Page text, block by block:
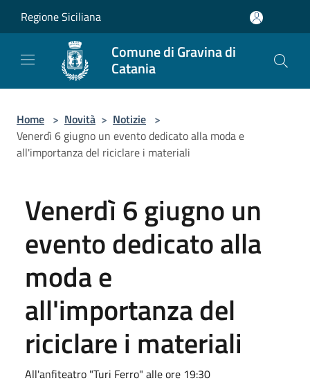
Regione Siciliana
Comune di Gravina di
Catania
Home > Novità > Notizie >
Venerdì 6 giugno un evento dedicato alla moda e
all'importanza del riciclare i materiali
Venerdì 6 giugno un
evento dedicato alla
moda e
all'importanza del
riciclare i materiali
All'anfiteatro "Turi Ferro" alle ore 19:30